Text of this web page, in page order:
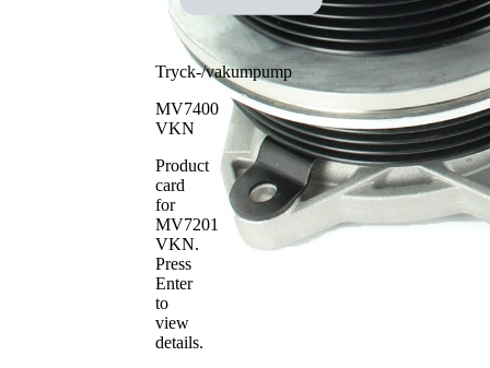
Tryck-/vakumpump
MV7400
VKN
Product
card
for
MV7201
VKN.
Press
Enter
to
view
details.